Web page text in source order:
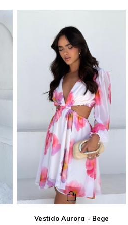
Vestido Aurora - Bege